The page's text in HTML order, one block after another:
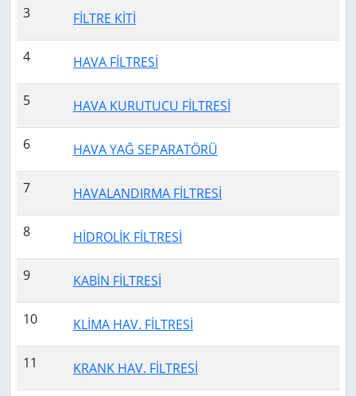
3 FİLTRE KİTİ
4 HAVA FİLTRESİ
5 HAVA KURUTUCU FİLTRESİ
6 HAVA YAĞ SEPARATÖRÜ
7 HAVALANDIRMA FİLTRESİ
8 HİDROLİK FİLTRESİ
9 KABİN FİLTRESİ
10 KLİMA HAV. FİLTRESİ
11 KRANK HAV. FİLTRESİ